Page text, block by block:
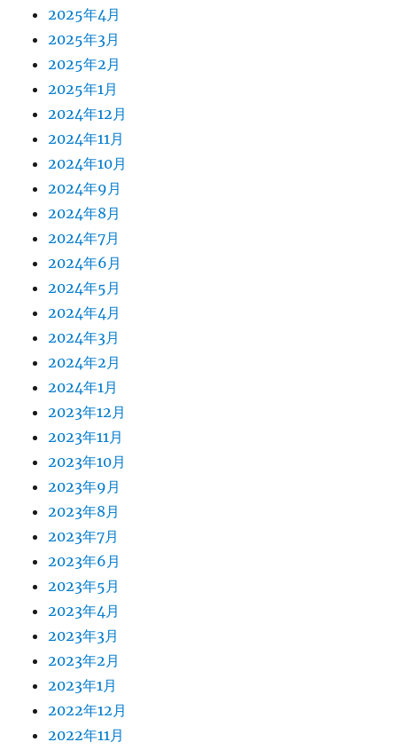
2025年4月
2025年3月
2025年2月
2025年1月
2024年12月
2024年11月
2024年10月
2024年9月
2024年8月
2024年7月
2024年6月
2024年5月
2024年4月
2024年3月
2024年2月
2024年1月
2023年12月
2023年11月
2023年10月
2023年9月
2023年8月
2023年7月
2023年6月
2023年5月
2023年4月
2023年3月
2023年2月
2023年1月
2022年12月
2022年11月